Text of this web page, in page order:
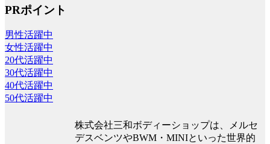
PRポイント
男性活躍中
女性活躍中
20代活躍中
30代活躍中
40代活躍中
50代活躍中
株式会社三和ボディーショップは、メルセ
デスベンツやBWM・MINIといった世界的